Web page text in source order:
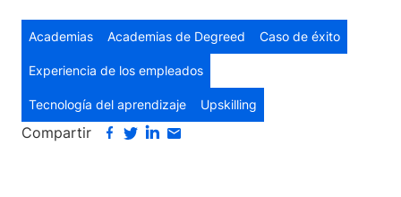
Academias Academias de Degreed Caso de éxito
Experiencia de los empleados
Tecnología del aprendizaje Upskilling
Compartir